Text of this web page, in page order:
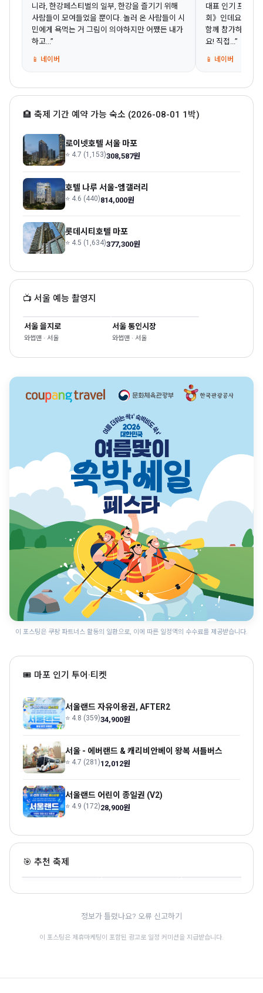
니라, 한강페스티벌의 일부, 한강을 즐기기 위해
사람들이 모여들었을 뿐이다. 놀러 온 사람들이 시
민에게 욕먹는 거 그림이 의아하지만 어쨌든 내가
하고...”
📱 네이버
대표 인기 프로그
회》인데요! 만들
함께 참가하면 진
요! 직접...”
📱 네이버
🏨 축제 기간 예약 가능 숙소 (2026-08-01 1박)
로이넷호텔 서울 마포
⭐ 4.7 (1,153)308,587원
호텔 나루 서울-엠갤러리
⭐ 4.6 (440)814,000원
롯데시티호텔 마포
⭐ 4.5 (1,634)377,300원
📺 서울 예능 촬영지
서울 을지로
와썹맨 · 서울
서울 통인시장
와썹맨 · 서울
이 포스팅은 쿠팡 파트너스 활동의 일환으로, 이에 따른 일정액의 수수료를 제공받습니다.
🎟 마포 인기 투어·티켓
서울랜드 자유이용권, AFTER2
⭐ 4.8 (359)34,900원
서울 - 에버랜드 & 캐리비안베이 왕복 셔틀버스
⭐ 4.7 (281)12,012원
서울랜드 어린이 종일권 (V2)
⭐ 4.9 (172)28,900원
🎯 추천 축제
성북문화바캉스
서울 · 7.25~8.9 · 전통문화
정보가 틀렸나요? 오류 신고하기
이 포스팅은 제휴마케팅이 포함된 광고로 일정 커미션을 지급받습니다.